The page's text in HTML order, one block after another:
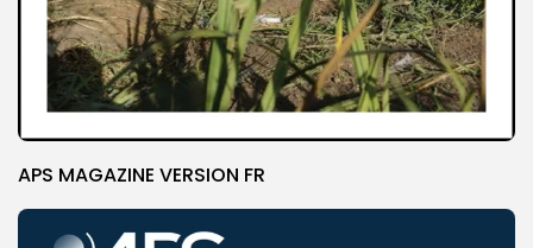
APS MAGAZINE VERSION FR